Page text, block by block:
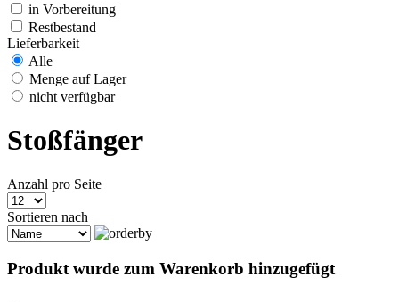
in Vorbereitung
Restbestand
Lieferbarkeit
Alle
Menge auf Lager
nicht verfügbar
Stoßfänger
Anzahl pro Seite
Sortieren nach
Produkt wurde zum Warenkorb hinzugefügt